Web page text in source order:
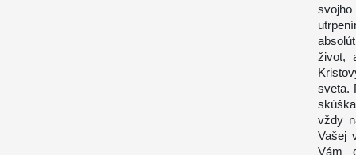
život,
sveta.
vždy
Vašej
Vám